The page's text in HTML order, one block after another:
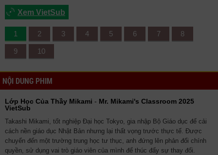
Xem VietSub
1 2 3 4 5 6 7 8
9 10
NỘI DUNG PHIM
Lớp Học Của Thầy Mikami - Mr. Mikami's Classroom 2025
VietSub
Takashi Mikami, tốt nghiệp Đại học Tokyo, gia nhập Bộ Giáo dục để cải
cách nền giáo dục Nhật Bản nhưng lại thất vọng trước thực tế. Được
chuyển đến một trường trung học tư thục, anh đứng lên phản đối chính
quyền, sử dụng vai trò giáo viên của mình để thúc đẩy sự thay đổi.